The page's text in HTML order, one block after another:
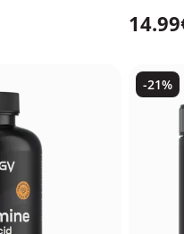
-21%